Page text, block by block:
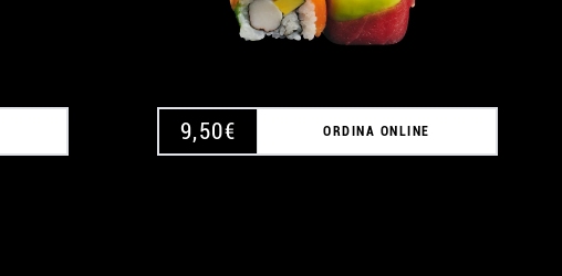
9,50€ ORDINA ONLINE